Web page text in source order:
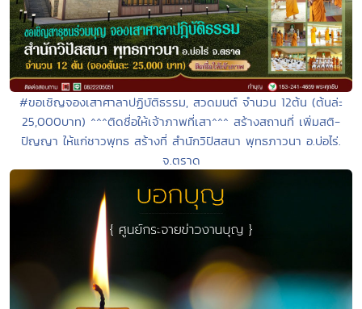
#ขอเชิญจองเสาศาลาปฏิบัติธรรม, สวดมนต์ จำนวน 12ต้น (ต้นล่ะ
25,000บาท) ^^^ติดชื่อให้เจ้าภาพที่เสา^^^ สร้างสถานที่ เพิ่มสติ-
ปัญญา ให้แก่ชาวพุทธ สร้างที่ สำนักวิปัสสนา พุทธภาวนา อ.บ่อไร่.
จ.ตราด